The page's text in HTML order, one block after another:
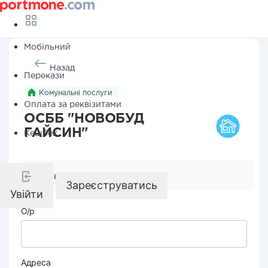
Мобільний
Перекази
Оплата за реквізитами
Кешбек
Увійти
Зареєструватись
Назад
Комунальні послуги
ОСББ "НОВОБУД
ГАЙСИН"
Реквізити компанії
О/р
Адреса